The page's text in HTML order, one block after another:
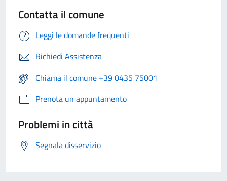
Contatta il comune
Leggi le domande frequenti
Richiedi Assistenza
Chiama il comune +39 0435 75001
Prenota un appuntamento
Problemi in città
Segnala disservizio